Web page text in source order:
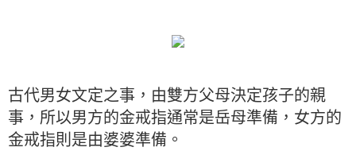
古代男女文定之事，由雙方父母決定孩子的親
事，所以男方的金戒指通常是岳母準備，女方的
金戒指則是由婆婆準備。